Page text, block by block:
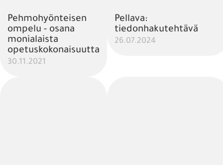
Pehmohyönteisen
ompelu - osana
monialaista
opetuskokonaisuutta
30.11.2021
Pellava:
tiedonhakutehtävä
26.07.2024